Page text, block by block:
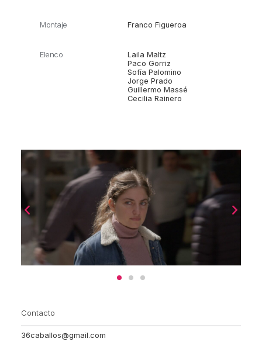
Montaje Franco Figueroa
Elenco
Laila Maltz
Paco Gorriz
Sofía Palomino
Jorge Prado
Guillermo Massé
Cecilia Rainero
Contacto
36caballos@gmail.com